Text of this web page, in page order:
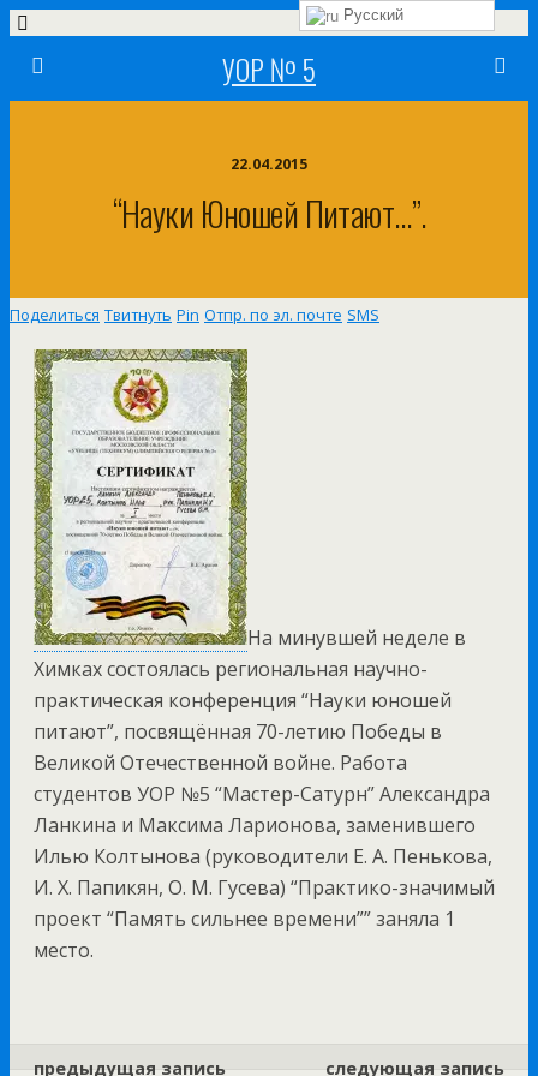
УОР № 5
22.04.2015
“Науки Юношей Питают…”.
Поделиться Твитнуть Pin Отпр. по эл. почте SMS
На минувшей неделе в
Химках состоялась региональная научно-
практическая конференция “Науки юношей
питают”, посвящённая 70-летию Победы в
Великой Отечественной войне. Работа
студентов УОР №5 “Мастер-Сатурн” Александра
Ланкина и Максима Ларионова, заменившего
Илью Колтынова (руководители Е. А. Пенькова,
И. Х. Папикян, О. М. Гусева) “Практико-значимый
проект “Память сильнее времени”” заняла 1
место.
предыдущая запись следующая запись
Русский